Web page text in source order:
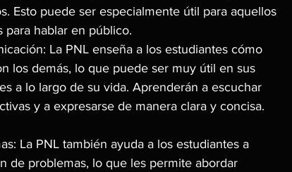
Esto puede ser especialmente útil para aquellos
hablar en público.
La PNL enseña a los estudiantes cómo
los demás, lo que puede ser muy útil en sus
a lo largo de su vida. Aprenderán a escuchar
y a expresarse de manera clara y concisa.
La PNL también ayuda a los estudiantes a
de problemas, lo que les permite abordar